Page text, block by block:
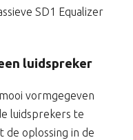
SD1 Equalizer
luidspreker
vormgegeven
luidsprekers te
de oplossing in de